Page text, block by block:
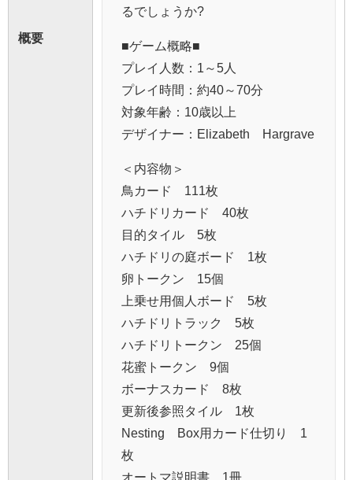
概要
るでしょうか?
■ゲーム概略■
プレイ人数：1～5人
プレイ時間：約40～70分
対象年齢：10歳以上
デザイナー：Elizabeth Hargrave
＜内容物＞
鳥カード 111枚
ハチドリカード 40枚
目的タイル 5枚
ハチドリの庭ボード 1枚
卵トークン 15個
上乗せ用個人ボード 5枚
ハチドリトラック 5枚
ハチドリトークン 25個
花蜜トークン 9個
ボーナスカード 8枚
更新後参照タイル 1枚
Nesting Box用カード仕切り 1
枚
オートマ説明書 1冊